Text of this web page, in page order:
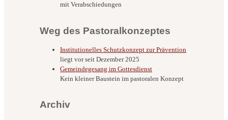
mit Verabschiedungen
Weg des Pastoralkonzeptes
Institutionelles Schutzkonzept zur Prävention
liegt vor seit Dezember 2025
Gemeindegesang im Gottesdienst
Kein kleiner Baustein im pastoralen Konzept
Archiv